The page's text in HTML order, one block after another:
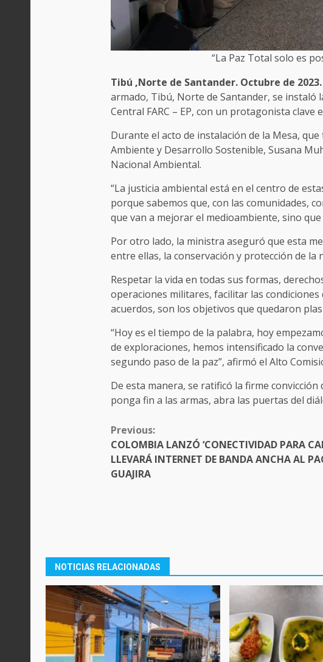
“La Paz Total solo es
Tibú ,Norte de Santander. Octubre de
armado, Tibú, Norte de Santander, se instaló
Central FARC – EP, con un protagonista
Durante el acto de instalación de la Mesa,
Ambiente y Desarrollo Sostenible, Susana
Nacional Ambiental.
“La justicia ambiental está en el centro de
porque sabemos que, con las comunidades,
que van a mejorar el medioambiente, sino
Por otro lado, la ministra aseguró que esta
entre ellas, la conservación y protección de
Respetar la vida en todas sus formas,
operaciones militares, facilitar las
acuerdos, son los objetivos que quedaron
“Hoy es el tiempo de la palabra, hoy
de exploraciones, hemos intensificado la
segundo paso de la paz”, afirmó el Alto
De esta manera, se ratificó la firme
ponga fin a las armas, abra las puertas del
CONTINUE
READING
Previous:
COLOMBIA LANZÓ ‘CONECTIVIDAD PARA
LLEVARÁ INTERNET DE BANDA ANCHA AL
GUAJIRA
NOTICIAS RELACIONADAS